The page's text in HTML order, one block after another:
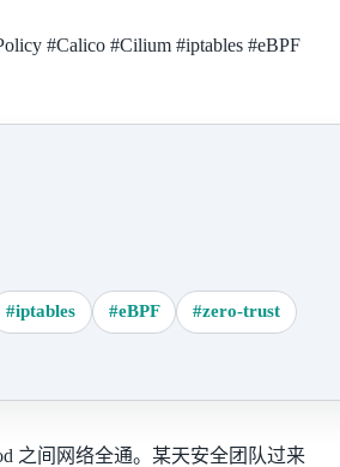
#Calico #Cilium #iptables #eBPF
#iptables #eBPF #zero-trust
之间网络全通。某天安全团队过来